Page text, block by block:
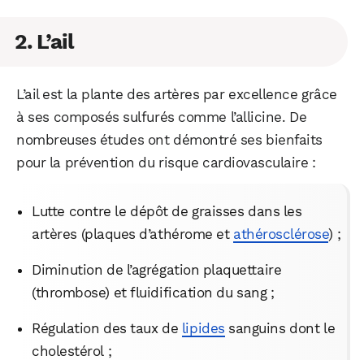
2. L’ail
L’ail est la plante des artères par excellence grâce
à ses composés sulfurés comme l’allicine. De
nombreuses études ont démontré ses bienfaits
pour la prévention du risque cardiovasculaire :
Lutte contre le dépôt de graisses dans les
artères (plaques d’athérome et athérosclérose) ;
Diminution de l’agrégation plaquettaire
(thrombose) et fluidification du sang ;
Régulation des taux de lipides sanguins dont le
cholestérol ;